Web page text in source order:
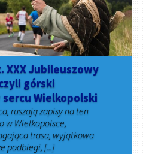
XXX Jubileuszowy
górski
sercu Wielkopolski
ruszają zapisy na ten
w Wielkopolsce,
trasa, wyjątkowa
podbiegi, [...]